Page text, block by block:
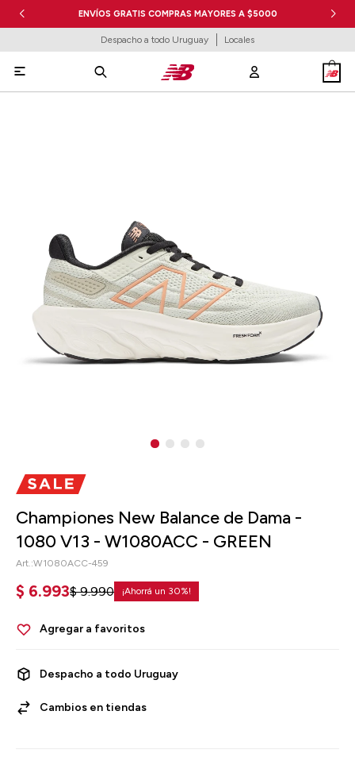
ENVÍOS GRATIS COMPRAS MAYORES A $5000
Despacho a todo Uruguay Locales

Championes New Balance de Dama -
1080 V13 - W1080ACC - GREEN
W1080ACC-459
$ 6.993$ 9.990 30
Despacho a todo Uruguay
Cambios en tiendas